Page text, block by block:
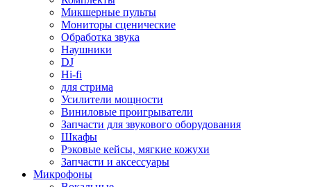
Микшерные пульты
Мониторы сценические
Обработка звука
Наушники
DJ
Hi-fi
для стрима
Усилители мощности
Виниловые проигрыватели
Запчасти для звукового оборудования
Шкафы
Рэковые кейсы, мягкие кожухи
Запчасти и аксессуары
Микрофоны